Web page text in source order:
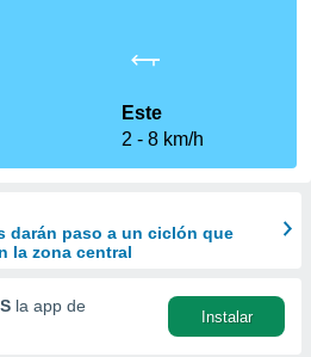
Este
2
8 km/h
darán paso a un ciclón que
la zona central
la app de
Instalar